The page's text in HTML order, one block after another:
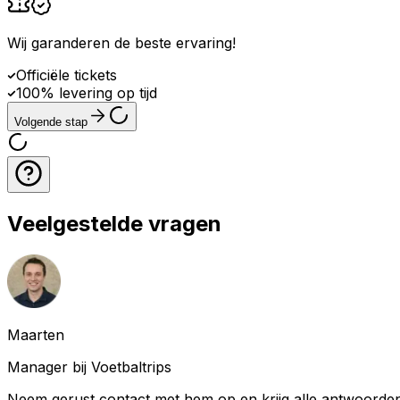
Wij garanderen de beste ervaring!
Officiële tickets
100% levering op tijd
Volgende stap
Veelgestelde vragen
Maarten
Manager bij Voetbaltrips